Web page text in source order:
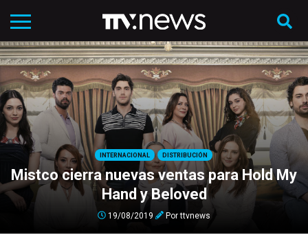
INTERNACIONAL DISTRIBUCIÓN
Mistco cierra nuevas ventas para Hold My
Hand y Beloved
19/08/2019 Porttvnews